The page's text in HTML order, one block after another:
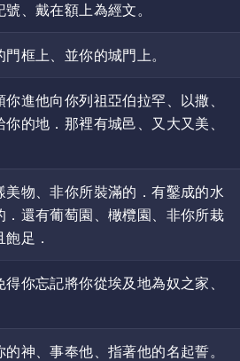
、戴在額上為經文。
框上、並你的城門上。
進他向你列祖亞伯拉罕、以撒、
的地．那裡有城邑、又大又美、
美物、非你所裝滿的．有鑿成的水
．還有葡萄園、橄欖園、非你所栽
足．
你忘記將你從埃及地為奴之家、
神、事奉他、指著他的名起誓。